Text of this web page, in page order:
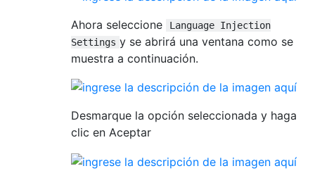
Ahora seleccione
Language Injection
Settings y se abrirá una ventana como se
muestra a continuación.
Desmarque la opción seleccionada y haga
clic en Aceptar